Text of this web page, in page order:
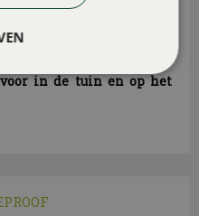
in de tuin en op het